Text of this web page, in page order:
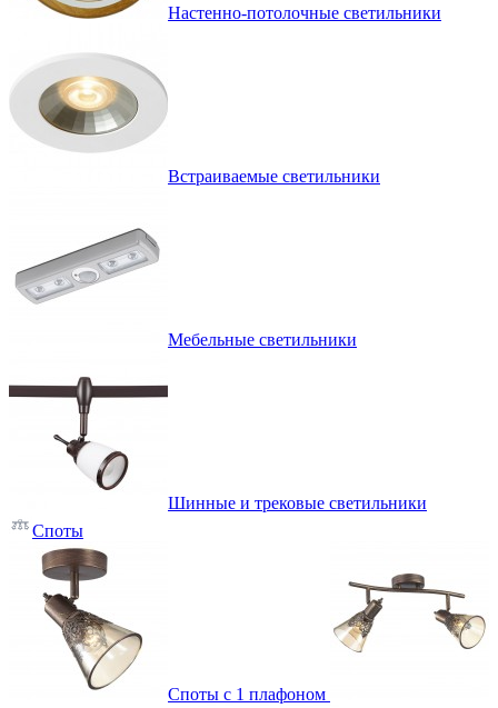
Настенно-потолочные светильники
Встраиваемые светильники
Мебельные светильники
Шинные и трековые светильники
Споты
Споты с 1 плафоном